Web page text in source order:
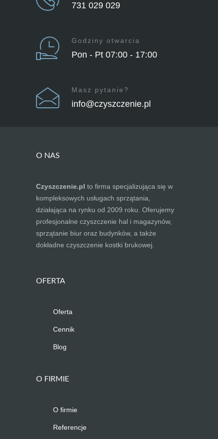
731 029 029
Godziny otwarcia
Pon - Pt 07:00 - 17:00
Masz pytanie?
info@czyszczenie.pl
O NAS
Czyszczenie.pl to firma specjalizująca się w
kompleksowych usługach sprzątania,
działająca na rynku od 2009 roku. Oferujemy
profesjonalne czyszczenie hal i magazynów,
sprzątanie biur oraz budynków, a także
dokładne czyszczenie kostki brukowej.
OFERTA
Oferta
Cennik
Blog
O FIRMIE
O firmie
Referencje